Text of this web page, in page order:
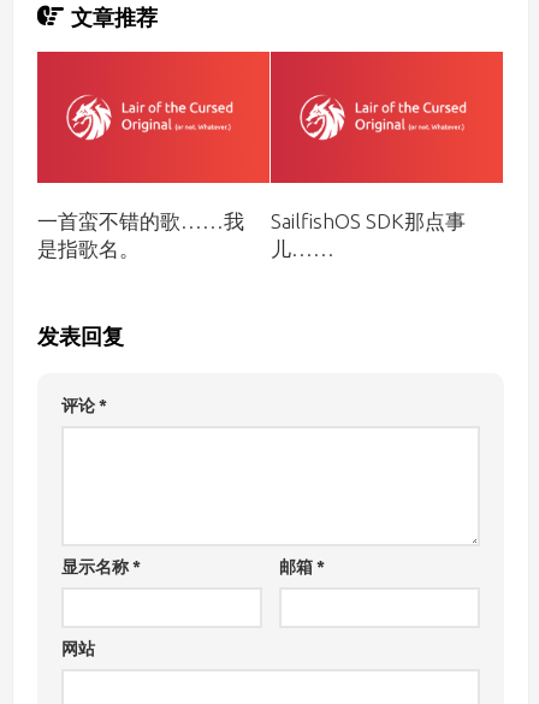
文章推荐
一首蛮不错的歌……我
是指歌名。
SailfishOS SDK那点事
儿……
发表回复
评论*
显示名称* 邮箱*
网站